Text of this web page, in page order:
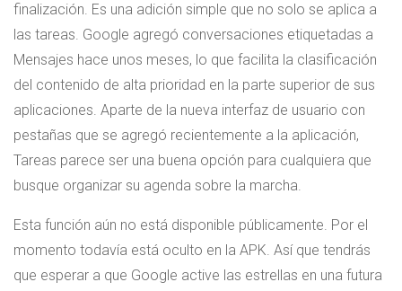
finalización. Es una adición simple que no solo se aplica a
las tareas. Google agregó conversaciones etiquetadas a
Mensajes hace unos meses, lo que facilita la clasificación
del contenido de alta prioridad en la parte superior de sus
aplicaciones. Aparte de la nueva interfaz de usuario con
pestañas que se agregó recientemente a la aplicación,
Tareas parece ser una buena opción para cualquiera que
busque organizar su agenda sobre la marcha.
Esta función aún no está disponible públicamente. Por el
momento todavía está oculto en la APK. Así que tendrás
que esperar a que Google active las estrellas en una futura